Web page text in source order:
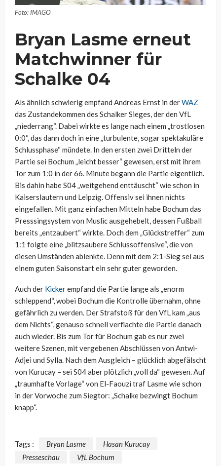
Foto: IMAGO
Bryan Lasme erneut
Matchwinner für
Schalke 04
Als ähnlich schwierig empfand Andreas Ernst in derWAZ
das Zustandekommen des Schalker Sieges, der den VfL
„niederrang“. Dabei wirkte es lange nach einem „trostlosen
0:0“, das dann doch in eine „turbulente, sogar spektakuläre
Schlussphase“ mündete. In den ersten zwei Dritteln der
Partie sei Bochum „leicht besser“ gewesen, erst mit ihrem
Tor zum 1:0 in der 66. Minute begann die Partie eigentlich.
Bis dahin habe S04 „weitgehend enttäuscht“ wie schon in
Kaiserslautern und Leipzig. Offensiv sei ihnen nichts
eingefallen. Mit ganz einfachen Mitteln habe Bochum das
Presssingsystem von Muslic ausgehebelt, dessen Fußball
bereits „entzaubert“ wirkte. Doch dem „Glückstreffer“ zum
1:1 folgte eine „blitzsaubere Schlussoffensive“, die von
diesen Umständen ablenkte. Denn mit dem 2:1-Sieg sei aus
einem guten Saisonstart ein sehr guter geworden.
Auch der Kickerempfand die Partie lange als „enorm
schleppend“, wobei Bochum die Kontrolle übernahm, ohne
gefährlich zu werden. Der Strafstoß für den VfL kam „aus
dem Nichts“, genauso schnell verflachte die Partie danach
auch wieder. Bis zum Tor für Bochum gab es nur zwei
weitere Szenen, mit vergebenen Abschlüssen von Antwi-
Adjei und Sylla. Nach dem Ausgleich – glücklich abgefälscht
von Kurucay – sei S04 aber plötzlich „voll da“ gewesen. Auf
„traumhafte Vorlage“ von El-Faouzi traf Lasme wie schon
in der Vorwoche zum Siegtor: „Schalke bezwingt Bochum
knapp“.
Tags : Bryan Lasme
Hasan Kurucay
Presseschau
VfL Bochum